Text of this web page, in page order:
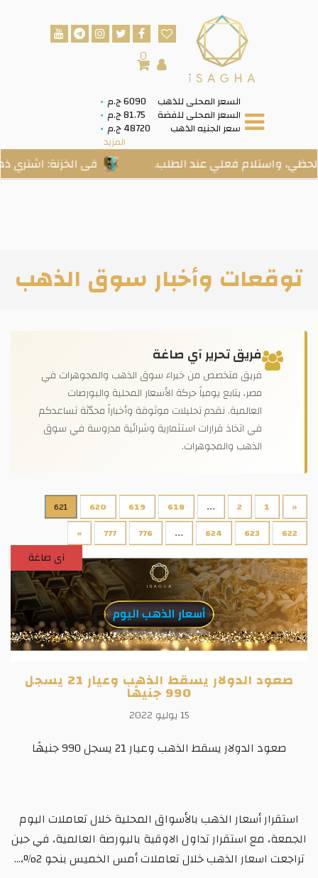
السعر المحلى للذهب 6090 ج.م
السعر المحلى للفضة 81.75 ج.م
سعر الجنيه الذهب 48720 ج.م
المزيد
0
فى الخزنة: اشتري واستلام فعلي عند الطلب.
توقعات وأخبار سوق الذهب
فريق تحرير آي صاغة
فريق متخصص من خبراء سوق الذهب والمجوهرات في
مصر، يتابع يومياً حركة الأسعار المحلية والبورصات
العالمية. نقدم تحليلات موثوقة وأخباراً محدّثة تساعدكم
في اتخاذ قرارات استثمارية وشرائية مدروسة في سوق
الذهب والمجوهرات.
«
1
2
...
618
619
620
621
622
623
624
...
776
777
»
آى صاغة
صعود الدولار يسقط الذهب وعيار 21 يسجل
990 جنيهًا
15 يوليو 2022
صعود الدولار يسقط الذهب وعيار 21 يسجل 990 جنيهًا
استقرار أسعار الذهب بالأسواق المحلية خلال تعاملات اليوم
الجمعة، مع استقرار تداول الاوقية بالبورصة العالمية، في حين
تراجعت اسعار الذهب خلال تعاملات أمس الخميس بنحو 2%،...